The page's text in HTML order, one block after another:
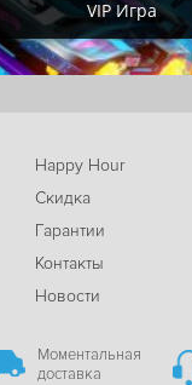
VIP Игра
Happy Hour
Скидка
Гарантии
Контакты
Новости
Моментальная
доставка